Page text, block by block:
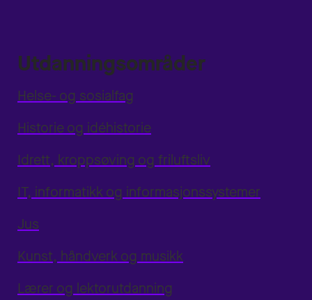
Utdanningsområder
Helse- og sosialfag
Historie og idéhistorie
Idrett, kroppsøving og friluftsliv
IT, informatikk og informasjonssystemer
Jus
Kunst, håndverk og musikk
Lærer og lektorutdanning